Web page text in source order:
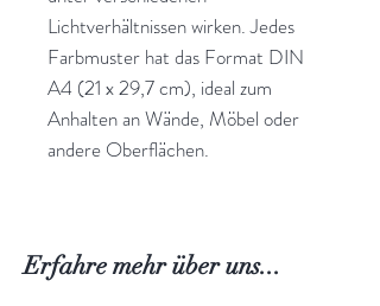
Lichtverhältnissen wirken. Jedes
Farbmuster hat das Format DIN
A4 (21 x 29,7 cm), ideal zum
Anhalten an Wände, Möbel oder
andere Oberflächen.
Erfahre mehr über uns...